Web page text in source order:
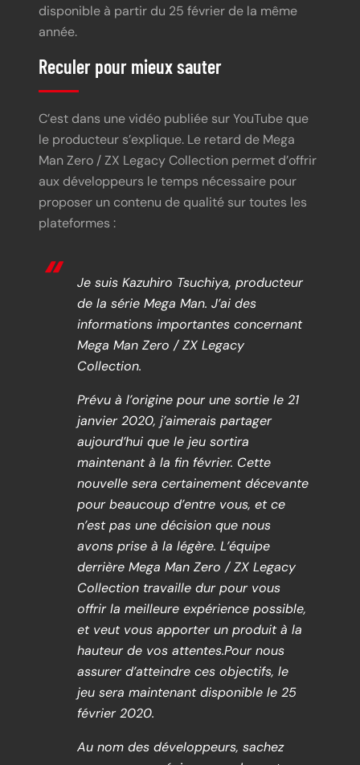
disponible à partir du 25 février de la même
année.
Reculer pour mieux sauter
C’est dans une vidéo publiée sur YouTube que
le producteur s’explique. Le retard de Mega
Man Zero / ZX Legacy Collection permet d’offrir
aux développeurs le temps nécessaire pour
proposer un contenu de qualité sur toutes les
plateformes :
Je suis Kazuhiro Tsuchiya, producteur
de la série Mega Man. J’ai des
informations importantes concernant
Mega Man Zero / ZX Legacy
Collection.
Prévu à l’origine pour une sortie le 21
janvier 2020, j’aimerais partager
aujourd’hui que le jeu sortira
maintenant à la fin février. Cette
nouvelle sera certainement décevante
pour beaucoup d’entre vous, et ce
n’est pas une décision que nous
avons prise à la légère. L’équipe
derrière Mega Man Zero / ZX Legacy
Collection travaille dur pour vous
offrir la meilleure expérience possible,
et veut vous apporter un produit à la
hauteur de vos attentes.Pour nous
assurer d’atteindre ces objectifs, le
jeu sera maintenant disponible le 25
février 2020.
Au nom des développeurs, sachez